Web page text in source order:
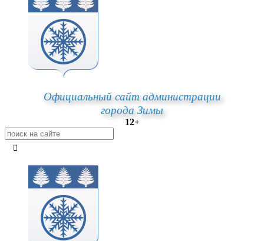
Официальный сайт администрации
города Зимы
12+